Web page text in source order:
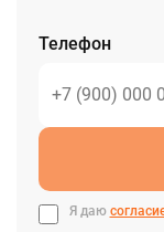
Телефон
Я даю